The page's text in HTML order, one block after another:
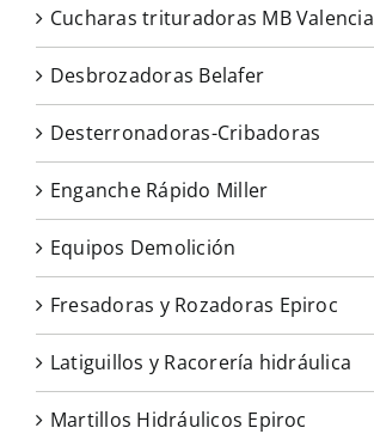
Cucharas trituradoras MB Valencia
Desbrozadoras Belafer
Desterronadoras-Cribadoras
Enganche Rápido Miller
Equipos Demolición
Fresadoras y Rozadoras Epiroc
Latiguillos y Racorería hidráulica
Martillos Hidráulicos Epiroc